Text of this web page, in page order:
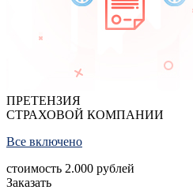
ПРЕТЕНЗИЯ
СТРАХОВОЙ КОМПАНИИ
Все включено
стоимость 2.000 рублей
Заказать